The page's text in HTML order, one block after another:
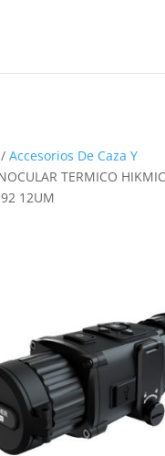
/ Accesorios De Caza Y
TERMICO
12UM